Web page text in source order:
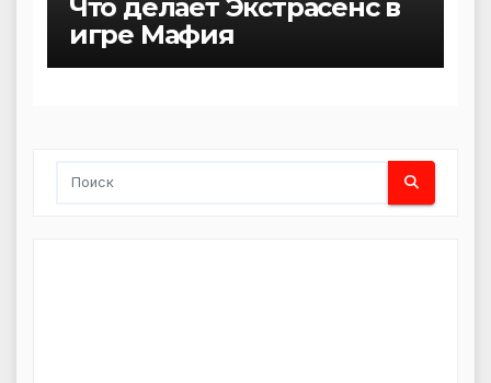
Что делает Экстрасенс в
игре Мафия